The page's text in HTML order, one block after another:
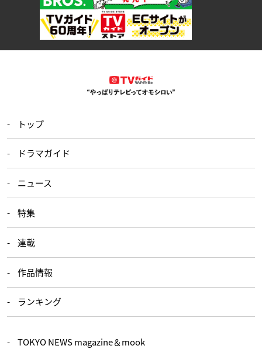
トップ
ドラマガイド
ニュース
特集
連載
作品情報
ランキング
TOKYO NEWS magazine＆mook